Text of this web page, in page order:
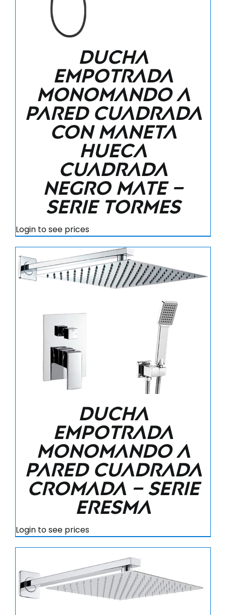
Ducha
empotrada
monomando a
pared cuadrada
con maneta
hueca
cuadrada
negro mate –
Serie Tormes
Login to see prices
Ducha
empotrada
monomando a
pared cuadrada
cromada – Serie
Eresma
Login to see prices